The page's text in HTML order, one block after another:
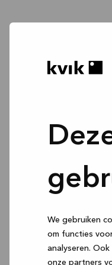
We gebruiken
om functies
analyseren.
onze partners